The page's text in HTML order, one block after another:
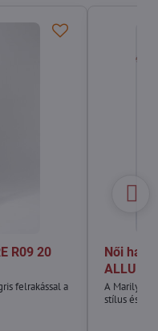
R09 20
felrakással a
Női
ALLURE
A Marilyn's
stílus és a